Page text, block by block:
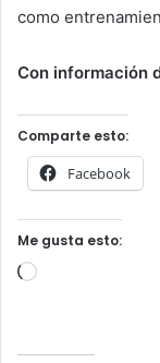
como
Con información
Comparte esto:
Facebook
Me gusta esto:
Cargando...